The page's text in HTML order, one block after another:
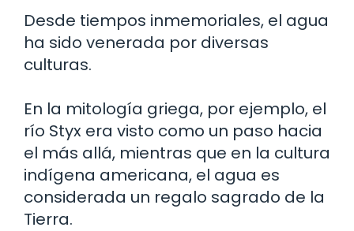
Desde tiempos inmemoriales, el agua
ha sido venerada por diversas
culturas.
En la mitología griega, por ejemplo, el
río Styx era visto como un paso hacia
el más allá, mientras que en la cultura
indígena americana, el agua es
considerada un regalo sagrado de la
Tierra.